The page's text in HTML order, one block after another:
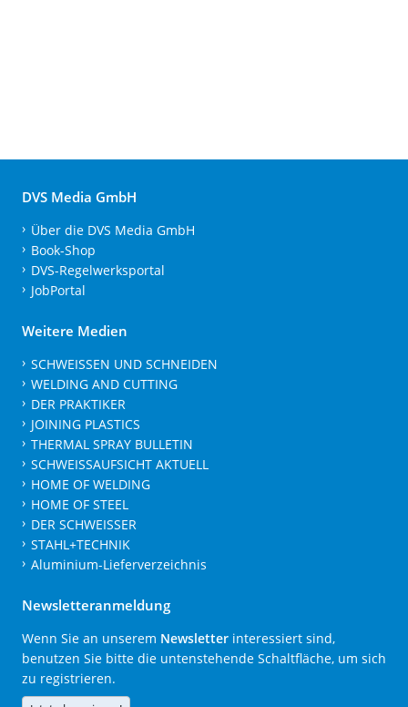
DVS Media GmbH
Über die DVS Media GmbH
Book-Shop
DVS-Regelwerksportal
JobPortal
Weitere Medien
SCHWEISSEN UND SCHNEIDEN
WELDING AND CUTTING
DER PRAKTIKER
JOINING PLASTICS
THERMAL SPRAY BULLETIN
SCHWEISSAUFSICHT AKTUELL
HOME OF WELDING
HOME OF STEEL
DER SCHWEISSER
STAHL+TECHNIK
Aluminium-Lieferverzeichnis
Newsletteranmeldung
Wenn Sie an unserem Newsletter interessiert sind,
benutzen Sie bitte die untenstehende Schaltfläche, um sich
zu registrieren.